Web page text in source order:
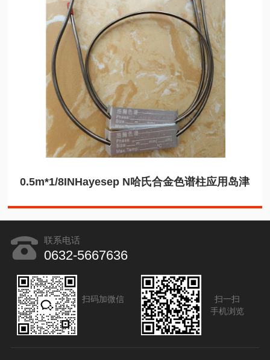
0.5m*1/8INHayesep N哈氏合金色谱柱应用岛津
联系电话
0632-5667636
扫码加微信
扫一扫
手机浏览